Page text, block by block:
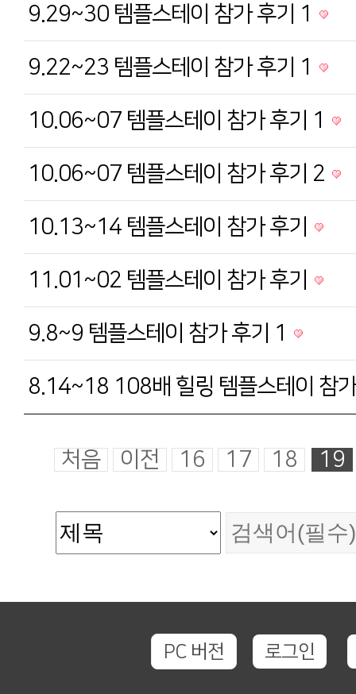
9.29~30 템플스테이 참가 후기 1
9.22~23 템플스테이 참가 후기 1
10.06~07 템플스테이 참가 후기 1
10.06~07 템플스테이 참가 후기 2
10.13~14 템플스테이 참가 후기
11.01~02 템플스테이 참가 후기
9.8~9 템플스테이 참가 후기 1
8.14~18 108배 힐링 템플스테이 참
처음 이전 16 17 18 19
PC 버전 로그인